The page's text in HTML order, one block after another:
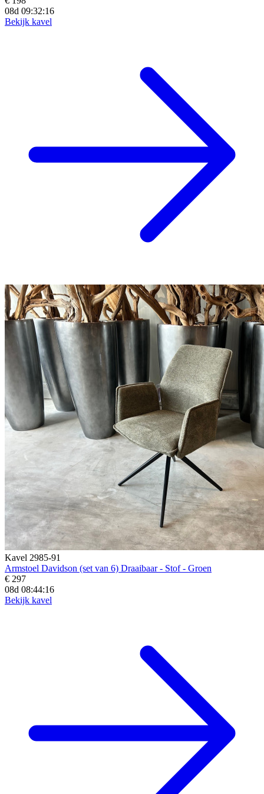
08d 09:32:15
Bekijk kavel
Kavel 2985-91
Armstoel Davidson (set van 6) Draaibaar - Stof - Groen
€ 297
08d 08:44:15
Bekijk kavel